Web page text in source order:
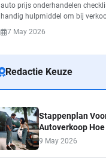
auto prijs onderhandelen
handig hulpmiddel om bij
7 May 2026
Redactie Keuze
Stappenplan
Autoverkoop
9 May 2026